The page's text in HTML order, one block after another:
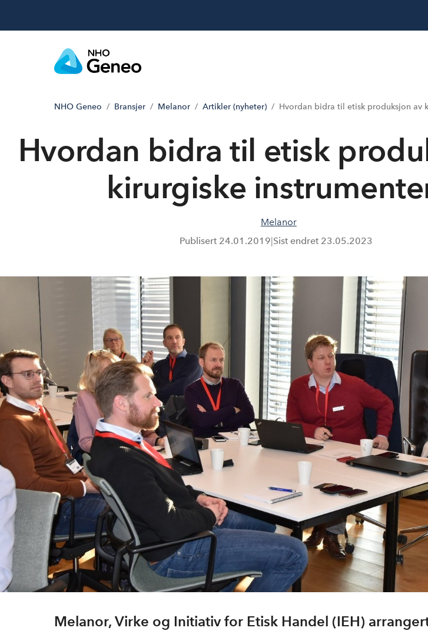
NHO Geneo Bransjer Melanor Artikler (nyheter) Hvordan bidra til etisk produksjon av
Hvordan bidra til etisk
kirurgiske
Melanor
Publisert 24.01.2019 Sist endret 23.05.2023
Melanor, Virke og Initiativ for Etisk Handel (IEH)